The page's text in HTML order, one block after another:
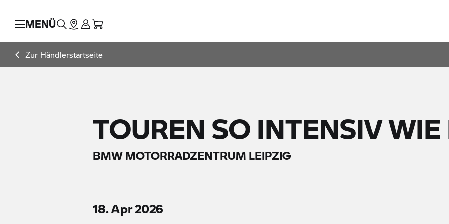
MENÜ
Zur Händlerstartseite
TOUREN SO INTENSIV
BMW MOTORRADZENTRUM LEIPZIG
18. Apr 2026